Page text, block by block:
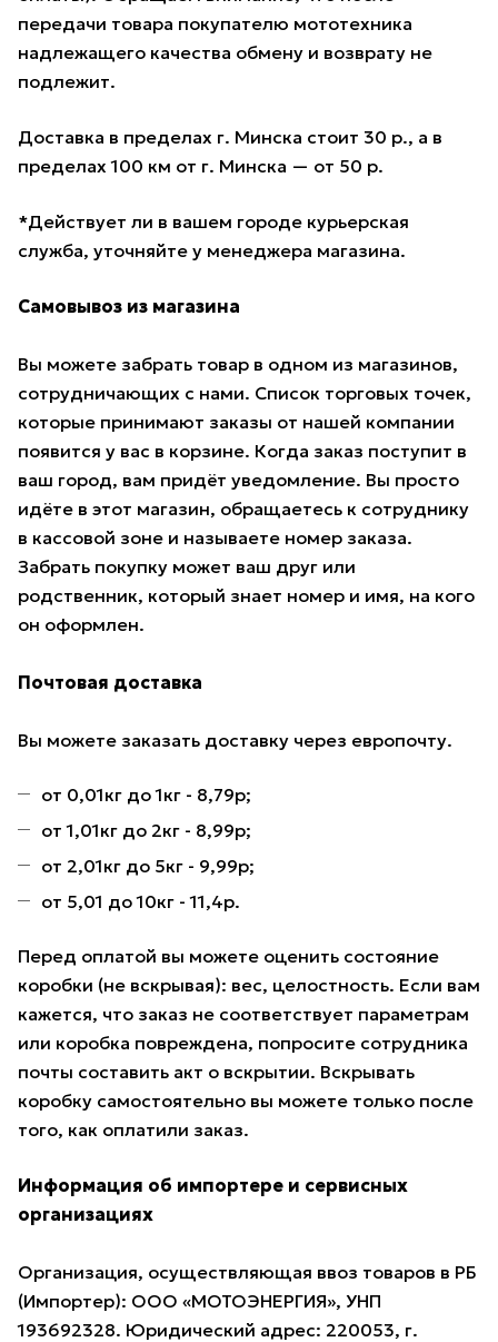
передачи товара покупателю мототехника
надлежащего качества обмену и возврату не
подлежит.
Доставка в пределах г. Минска стоит 30 р., а в
пределах 100 км от г. Минска — от 50 р.
*Действует ли в вашем городе курьерская
служба, уточняйте у менеджера магазина.
Самовывоз из магазина
Вы можете забрать товар в одном из магазинов,
сотрудничающих с нами. Список торговых точек,
которые принимают заказы от нашей компании
появится у вас в корзине. Когда заказ поступит в
ваш город, вам придёт уведомление. Вы просто
идёте в этот магазин, обращаетесь к сотруднику
в кассовой зоне и называете номер заказа.
Забрать покупку может ваш друг или
родственник, который знает номер и имя, на кого
он оформлен.
Почтовая доставка
Вы можете заказать доставку через европочту.
от 0,01кг до 1кг - 8,79р;
от 1,01кг до 2кг - 8,99р;
от 2,01кг до 5кг - 9,99р;
от 5,01 до 10кг - 11,4р.
Перед оплатой вы можете оценить состояние
коробки (не вскрывая): вес, целостность. Если вам
кажется, что заказ не соответствует параметрам
или коробка повреждена, попросите сотрудника
почты составить акт о вскрытии. Вскрывать
коробку самостоятельно вы можете только после
того, как оплатили заказ.
Информация об импортере и сервисных
организациях
Организация, осуществляющая ввоз товаров в РБ
(Импортер): ООО «МОТОЭНЕРГИЯ», УНП
193692328. Юридический адрес: 220053, г.